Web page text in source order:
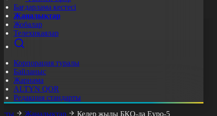
Бағдарлама кестесі
Жаңалықтар
Жобалар
Телехикаялар
Корпорация туралы
Байланыс
Жарнама
ALTYN QOR
Редакция стандарты
Жаңалықтар
Келер жылы БҚО-да Еуро-5